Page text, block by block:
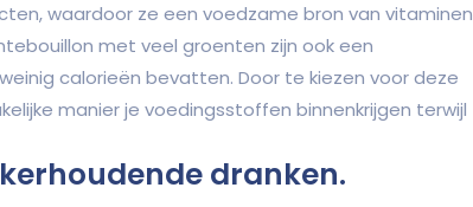
waardoor ze een voedzame bron van vitaminen
met veel groenten zijn ook een
calorieën bevatten. Door te kiezen voor deze
manier je voedingsstoffen binnenkrijgen terwijl
dranken.